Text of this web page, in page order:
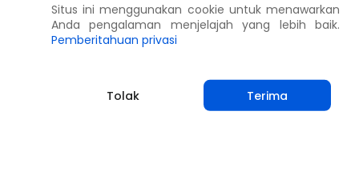
Situs ini menggunakan cookie untuk menawarkan
Anda pengalaman menjelajah yang lebih baik.
Pemberitahuan privasi
Tolak Terima